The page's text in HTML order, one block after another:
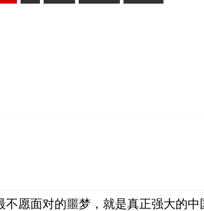
愿面对的噩梦，就是真正强大的中